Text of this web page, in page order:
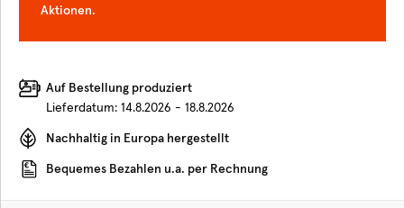
Aktionen.
Auf Bestellung produziert
Lieferdatum: 14.8.2026 - 18.8.2026
Nachhaltig in Europa hergestellt
Bequemes Bezahlen u.a. per Rechnung